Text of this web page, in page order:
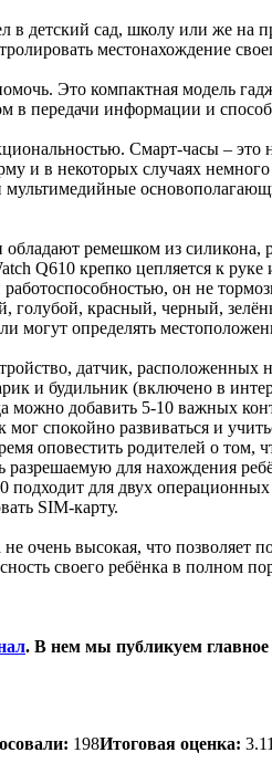
в детский сад, школу или же на
местонахождение
Это компактная модель
в передачи информации и
Смарт-часы – это
и в некоторых случаях
ремешком из силикона,
Q610 крепко цепляется к
он не
голубой, красный, черный,
могут определять
датчик, расположенных
и будильник (включено в
можно добавить 5-10 важных
спокойно развиваться и
оповестить родителей о том,
разрешаемую для нахождения
подходит для двух
SIM-карту.
очень высокая, что позволяет
своего ребёнка в полном
. В нем мы публикуем
198Итоговая оценка: 3.11